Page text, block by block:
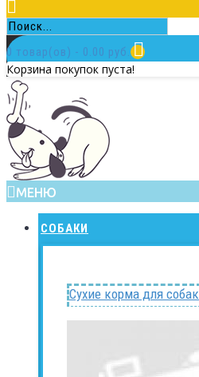
0 товар(ов) - 0.00 руб.
Корзина покупок пуста!
МЕНЮ
СОБАКИ
Сухие корма для собак